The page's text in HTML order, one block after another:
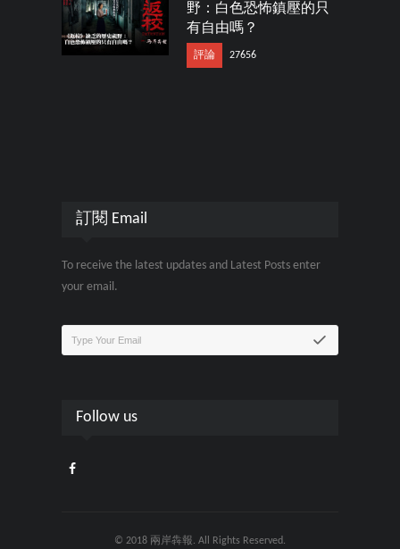
野：白色恐怖鎮壓的只
有自由嗎？
評論 27656
訂閱 Email
To receive the latest updates and Latest Posts enter
your email.
Follow us
© 2018 兩岸犇報. All Rights Reserved.